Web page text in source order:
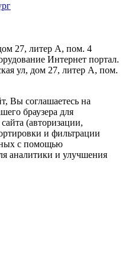
27, литер А, пом. 4
Интернет портал.
ул, дом 27, литер А, пом.
Вы соглашаетесь на
браузера для
(авторизации,
и фильтрации
с помощью
аналитики и улучшения